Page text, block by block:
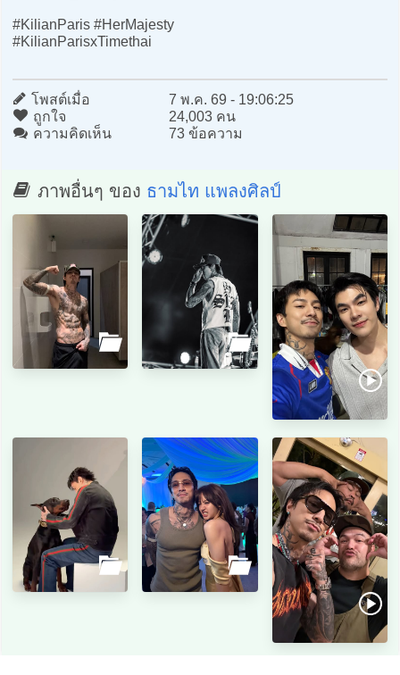
#KilianParis #HerMajesty
#KilianParisxTimethai
โพสต์เมื่อ
7 พ.ค. 69 - 19:06:25
ถูกใจ
24,003 คน
ความคิดเห็น
73 ข้อความ
ภาพอื่นๆ ของ ธามไท แพลงศิลป์